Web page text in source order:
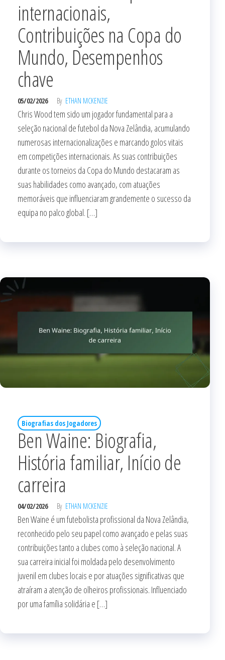
internacionais,
Contribuições na Copa do
Mundo, Desempenhos
chave
05/02/2026 By ETHAN MCKENZIE
Chris Wood tem sido um jogador fundamental para a
seleção nacional de futebol da Nova Zelândia, acumulando
numerosas internacionalizações e marcando golos vitais
em competições internacionais. As suas contribuições
durante os torneios da Copa do Mundo destacaram as
suas habilidades como avançado, com atuações
memoráveis que influenciaram grandemente o sucesso da
equipa no palco global. […]
Biografias dos Jogadores
Ben Waine: Biografia,
História familiar, Início de
carreira
04/02/2026 By ETHAN MCKENZIE
Ben Waine é um futebolista profissional da Nova Zelândia,
reconhecido pelo seu papel como avançado e pelas suas
contribuições tanto a clubes como à seleção nacional. A
sua carreira inicial foi moldada pelo desenvolvimento
juvenil em clubes locais e por atuações significativas que
atraíram a atenção de olheiros profissionais. Influenciado
por uma família solidária e […]